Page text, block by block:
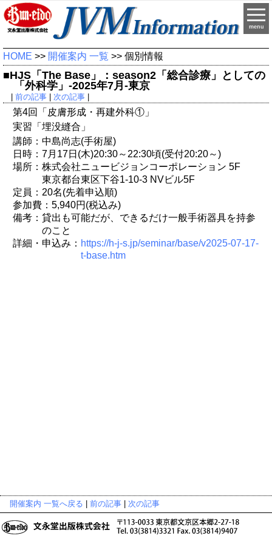
menu
HOME >> 開催案内 一覧 >> 個別情報
■HJS「The Base」：season2「総合診療」としての
「外科学」-2025年7月-東京
| 前の記事| 次の記事|
第4回「皮膚形成・再建外科①」
実習「埋没縫合」
講師：中島尚志(手術屋)
日時：7月17日(木)20:30～22:30頃(受付20:20～)
場所：株式会社ニュービジョンコーポレーション 5F
東京都台東区下谷1-10-3 NVビル5F
定員：20名(先着申込順)
参加費：5,940円(税込み)
備考：貸出も可能だが、できるだけ一般手術器具を持参
のこと
詳細・申込み： https://h-j-s.jp/seminar/base/v2025-07-17-
t-base.htm
開催案内 一覧へ戻る 前の記事 次の記事